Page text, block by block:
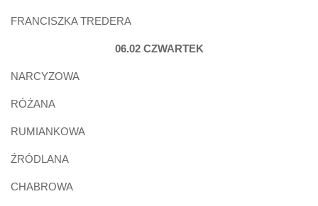
FRANCISZKA TREDERA
06.02 CZWARTEK
NARCYZOWA
RÓŻANA
RUMIANKOWA
ŹRÓDLANA
CHABROWA